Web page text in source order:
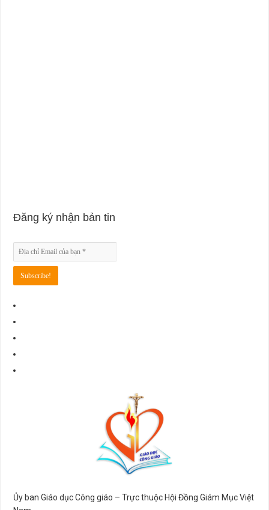
Đăng ký nhận bản tin
Ủy ban Giáo dục Công giáo – Trực thuộc Hội Đồng Giám Mục Việt